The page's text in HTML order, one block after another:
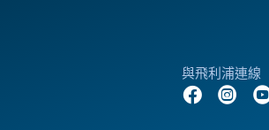
與飛利浦連線